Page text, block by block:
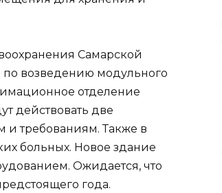
Самарской
по возведению модульного
отделение
действовать две
требованиям. Также в
больных. Новое здание
Ожидается, что
года.